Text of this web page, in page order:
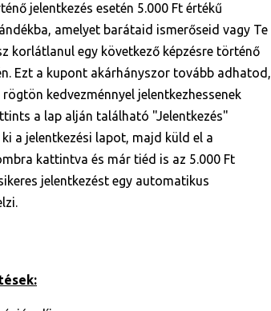
jelentkezés esetén 5.000 Ft értékű
amelyet barátaid ismerőseid vagy Te
korlátlanul egy következő képzésre történő
Ezt a kupont akárhányszor tovább adhatod,
kedvezménnyel jelentkezhessenek
a lap alján található "Jelentkezés"
a jelentkezési lapot, majd küld el a
kattintva és már tiéd is az 5.000 Ft
jelentkezést egy automatikus